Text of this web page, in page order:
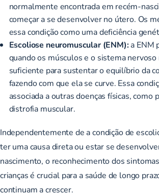
normalmente encontrada em recém-
começar a se desenvolver no útero. Os
essa condição como uma deficiência
Escoliose neuromuscular (ENM):a ENM
quandoos músculos e o sistema nervoso
suficiente para sustentar o equilíbrio da
fazendo com que ela se curve. Essa
associada a outras doenças físicas, como
distrofia muscular.
Independentemente de a condição de
ter uma causa direta ou estar se
nascimento, o reconhecimento dos
crianças é crucial para a saúde de longo
continuam a crescer.